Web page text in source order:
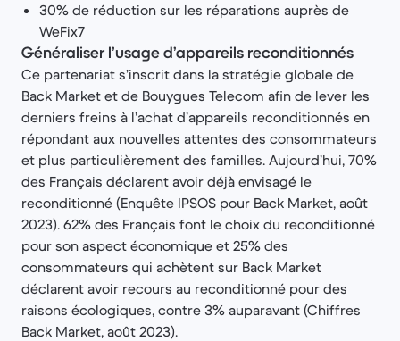
30% de réduction sur les réparations auprès de
WeFix7
Généraliser l’usage d’appareils reconditionnés
Ce partenariat s’inscrit dans la stratégie globale de
Back Market et de Bouygues Telecom afin de lever les
derniers freins à l’achat d’appareils reconditionnés en
répondant aux nouvelles attentes des consommateurs
et plus particulièrement des familles. Aujourd’hui, 70%
des Français déclarent avoir déjà envisagé le
reconditionné (Enquête IPSOS pour Back Market, août
2023). 62% des Français font le choix du reconditionné
pour son aspect économique et 25% des
consommateurs qui achètent sur Back Market
déclarent avoir recours au reconditionné pour des
raisons écologiques, contre 3% auparavant (Chiffres
Back Market, août 2023).